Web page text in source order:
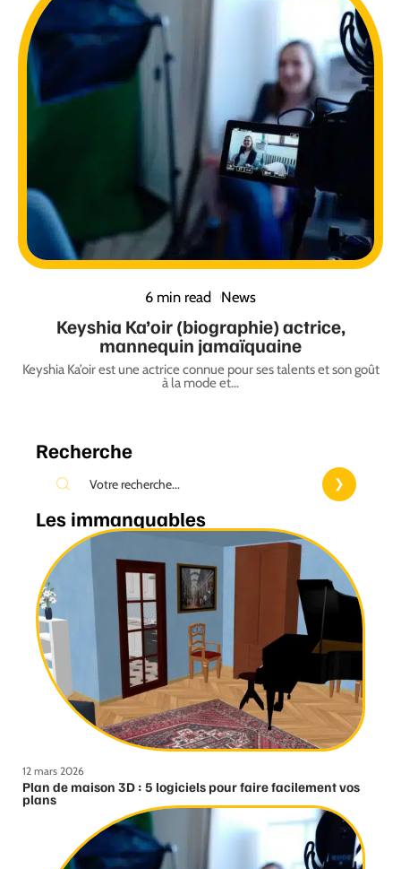
6 min read News
Keyshia Ka’oir (biographie) actrice,
mannequin jamaïquaine
Keyshia Ka’oir est une actrice connue pour ses talents et son goût
à la mode et…
Recherche
Les immanquables
12 mars 2026
Plan de maison 3D : 5 logiciels pour faire facilement vos
plans